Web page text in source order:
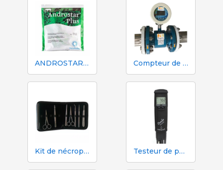
ANDROSTAR PLUS 47 g / 100 L - Prolongateur de sperme longue durée Compteur de volume et d'azote Mécaniques Segalés DN150
Kit de nécropsie et de dissection 333 - 7 instruments Testeur de pH, EC, TDS et température Hanna HI98130